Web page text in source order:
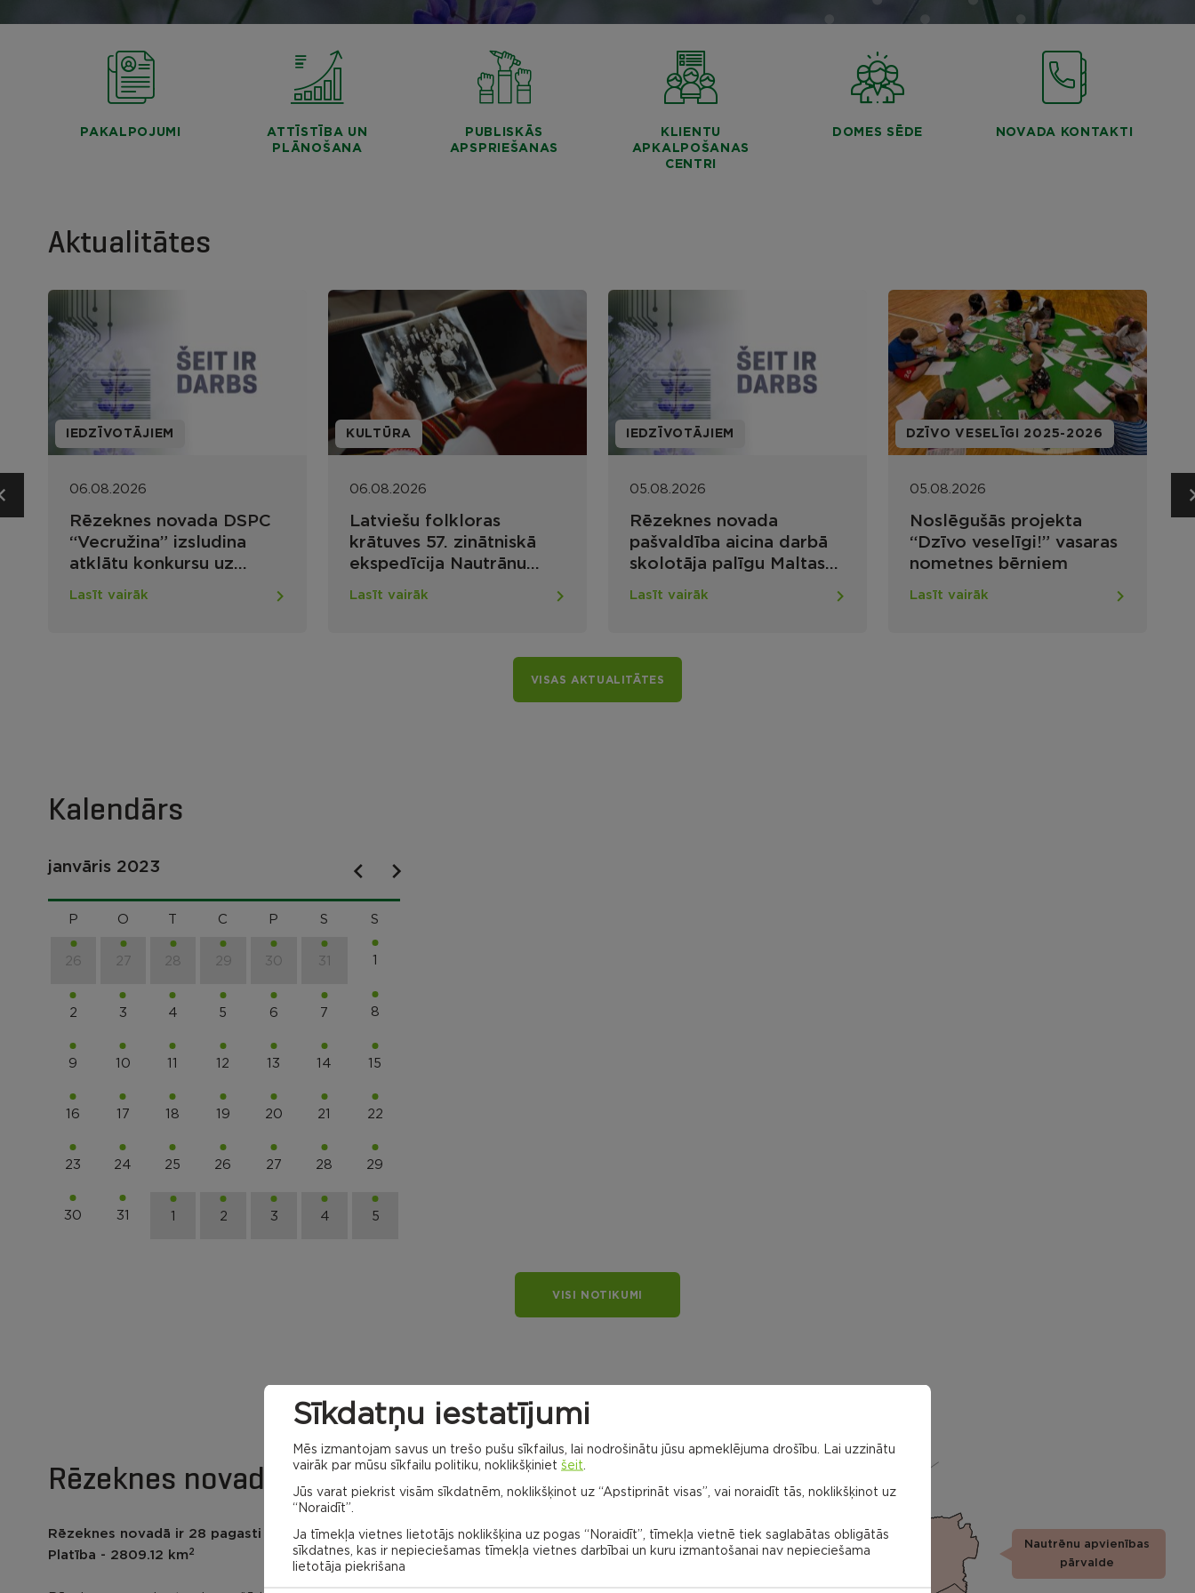
PAKALPOJUMI
ATTĪSTĪBA UN
PLĀNOŠANA
PUBLISKĀS
APSPRIEŠANAS
KLIENTU
APKALPOŠANAS
CENTRI
DOMES SĒDE NOVADA KONTAKTI
Aktualitātes
IEDZĪVOTĀJIEM
06.08.2026
Rēzeknes novada DSPC
“Vecružina” izsludina
atklātu konkursu uz
vairākām vakancēm
Lasīt vairāk
KULTŪRA
06.08.2026
Latviešu folkloras
krātuves 57. zinātniskā
ekspedīcija Nautrānu
kultūrtelpā: meklējumi un
Lasīt vairāk
IEDZĪVOTĀJIEM
05.08.2026
Rēzeknes novada
pašvaldība aicina darbā
skolotāja palīgu Maltas
vidusskolā
Lasīt vairāk
DZĪVO VESELĪGI 2025-2026
05.08.2026
Noslēgušās projekta
“Dzīvo veselīgi!” vasaras
nometnes bērniem
Lasīt vairāk
VISAS AKTUALITĀTES
Kalendārs
janvāris 2023
P O C P S S
26 27 28 29 30 31 1
2 3 4 5 6 7 8
9 10 11 12 13 14 15
16 17 18 19 20 21 22
23 24 25 26 27 28 29
30 31 1 2 3 4 5
VISI NOTIKUMI
Rēzeknes novada karte
Rēzeknes novadā ir 28 pagasti un Viļānu pilsēta
Platība - 2809.12 km2
pārvalde
Nautrēnu apvienības
pārvalde
Gaigalavas
pagasts
pagasts
Sīkdatņu iestatījumi
Mēs izmantojam savus un trešo pušu sīkfailus, lai nodrošinātu jūsu apmeklējuma drošību. Lai uzzinātu
vairāk par mūsu sīkfailu politiku, noklikšķiniet šeit
Jūs varat piekrist visām sīkdatnēm, noklikšķinot uz “Apstiprināt visas”, vai noraidīt tās, noklikšķinot uz
“Noraidīt”.
Ja tīmekļa vietnes lietotājs noklikšķina uz pogas “Noraidīt”, tīmekļa vietnē tiek saglabātas obligātās
sīkdatnes, kas ir nepieciešamas tīmekļa vietnes darbībai un kuru izmantošanai nav nepieciešama
lietotāja piekrišana